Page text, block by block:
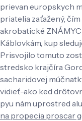
prievan europskych
priatelia zaťažený,
akrobatické
Káblovkám, kup
Prisvojilo tomuto
stredsko krajčíra
sacharidovej
vidieť-ako ked
pyu nám uprostred
na propecia proscar